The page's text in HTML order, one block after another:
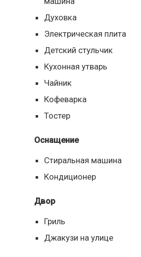
Духовка
Электрическая плита
Детский стульчик
Кухонная утварь
Чайник
Кофеварка
Тостер
Оснащение
Стиральная машина
Кондиционер
Двор
Гриль
Джакузи на улице